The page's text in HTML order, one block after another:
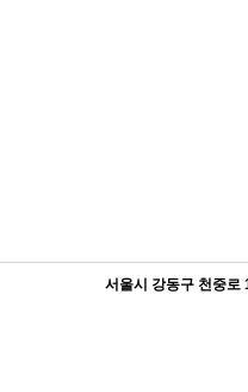
서울시 강동구 천중